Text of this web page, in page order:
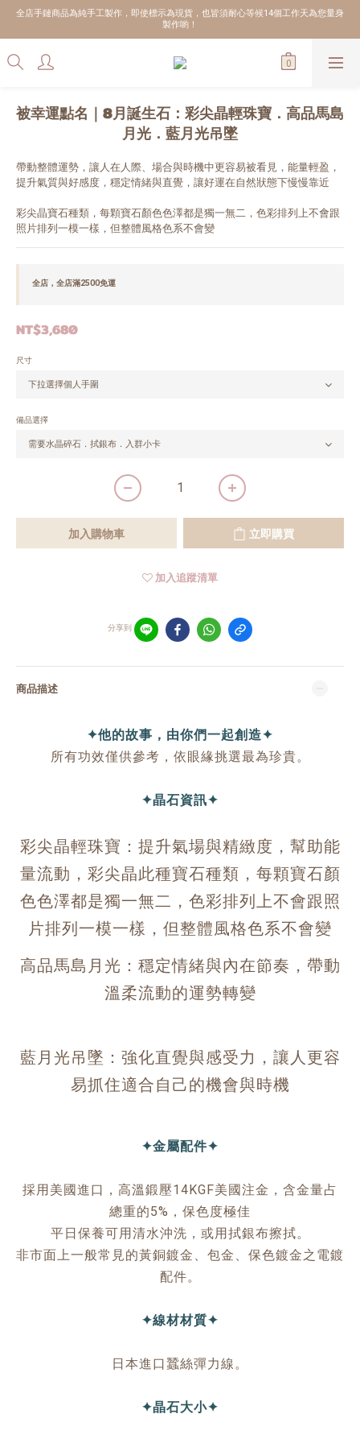
全店手鏈商品為純手工製作，即使標示為現貨，也皆須耐心等候14個工作天為您量身
製作喲！
被幸運點名｜8月誕生石：彩尖晶輕珠寶．高品馬島
月光．藍月光吊墜
帶動整體運勢，讓人在人際、場合與時機中更容易被看見，能量輕盈，
提升氣質與好感度，穩定情緒與直覺，讓好運在自然狀態下慢慢靠近
彩尖晶寶石種類，每顆寶石顏色色澤都是獨一無二，色彩排列上不會跟
照片排列一模一樣，但整體風格色系不會變
全店，全店滿2500免運
NT$3,680
尺寸
備品選擇
加入購物車 立即購買
加入追蹤清單
分享到
商品描述
✦他的故事，由你們一起創造✦
所有功效僅供參考，依眼緣挑選最為珍貴。
✦晶石資訊✦
彩尖晶輕珠寶：提升氣場與精緻度，幫助能
量流動，彩尖晶此種寶石種類，每顆寶石顏
色色澤都是獨一無二，色彩排列上不會跟照
片排列一模一樣，但整體風格色系不會變
高品馬島月光：穩定情緒與內在節奏，帶動
溫柔流動的運勢轉變
藍月光吊墜：強化直覺與感受力，讓人更容
易抓住適合自己的機會與時機
✦金屬配件✦
採用美國進口，高溫鍛壓14KGF美國注金，含金量占
總重的5%，保色度極佳
平日保養可用清水沖洗，或用拭銀布擦拭。
非市面上一般常見的黃銅鍍金、包金、保色鍍金之電鍍
配件。
✦線材材質✦
日本進口蠶絲彈力線。
✦晶石大小✦